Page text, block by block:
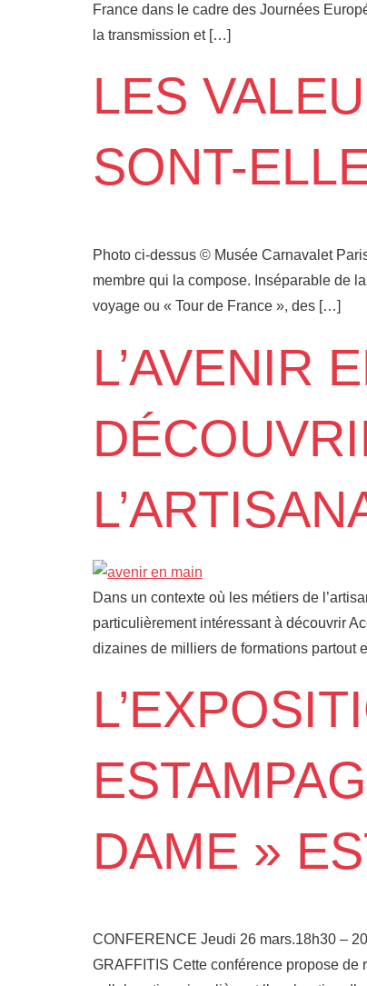
France dans le cadre des Journées
la transmission et […]
LES
SONT-
Photo ci-dessus © Musée Carnavalet
membre qui la compose. Inséparable de
voyage ou « Tour de France », des […]
L’AVENIR
Dans un contexte où les métiers de
particulièrement intéressant à découvrir
dizaines de milliers de formations partout
DAME »
CONFERENCE Jeudi 26 mars.18h30 –
GRAFFITIS Cette conférence propose de